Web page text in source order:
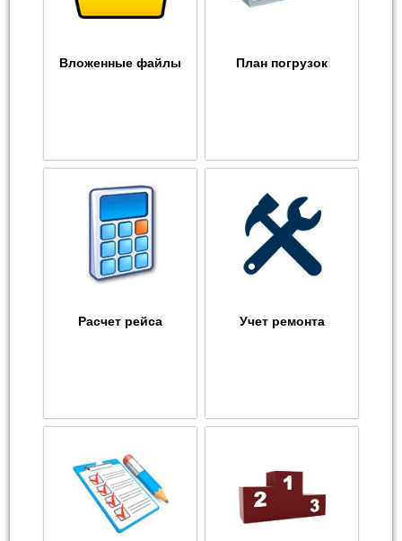
Вложенные файлы План погрузок
Расчет рейса Учет ремонта